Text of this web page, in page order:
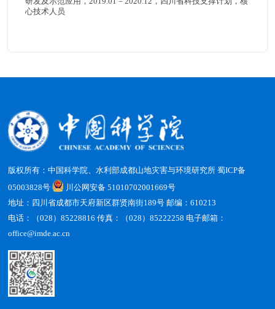
心技术人员
版权所有：中国科学院、水利部成都山地灾害与环境研究所蜀ICP备
05003828号
川公网安备 51010702001669号
地址：四川省成都市天府新区群贤南街189号 邮编：610213
电话：（028）85228816 传真：（028）85222258 电子邮箱：
office@imde.ac.cn